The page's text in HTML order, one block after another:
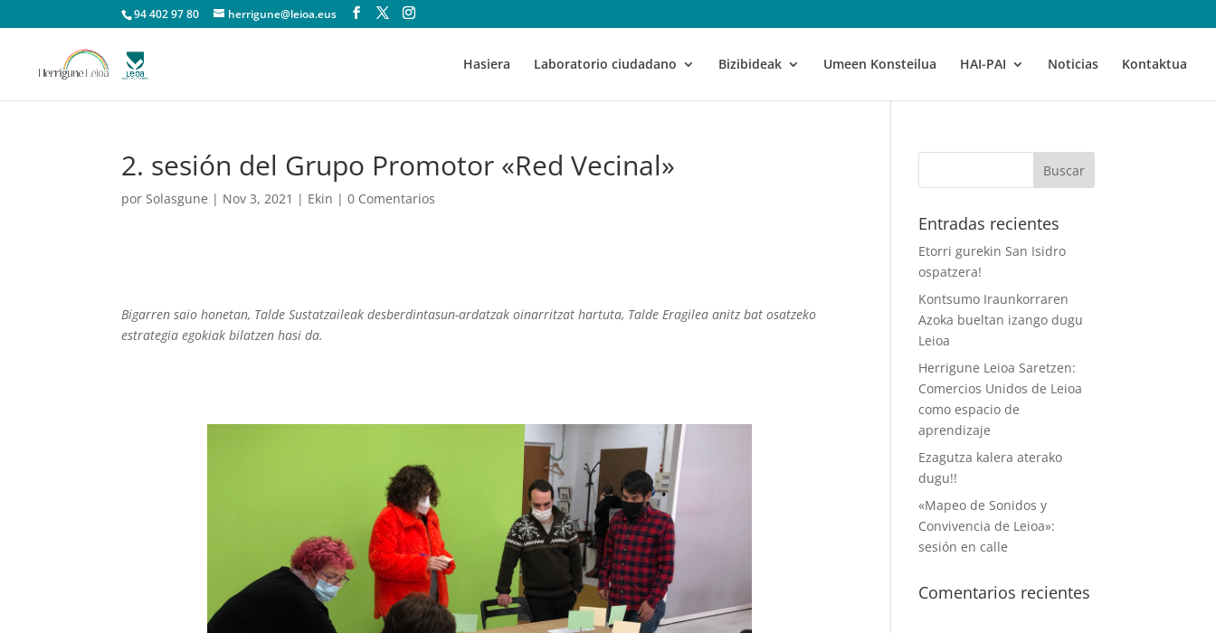
94 402 97 80 herrigune@leioa.eus
Hasiera Laboratorio ciudadano Bizibideak Umeen Konsteilua HAI-PAI Noticias Kontaktua
2. sesión del Grupo Promotor «Red Vecinal»
porSolasgune | Nov 3, 2021 | Ekin |0 Comentarios
Bigarren saio honetan, Talde Sustatzaileak desberdintasun-ardatzak oinarritzat hartuta, Talde Eragilea anitz bat osatzeko
estrategia egokiak bilatzen hasi da.
Entradas recientes
Etorri gurekin San Isidro
ospatzera!
Kontsumo Iraunkorraren
Azoka bueltan izango dugu
Leioa
Herrigune Leioa Saretzen:
Comercios Unidos de Leioa
como espacio de
aprendizaje
Ezagutza kalera aterako
dugu!!
«Mapeo de Sonidos y
Convivencia de Leioa»:
sesión en calle
Comentarios recientes